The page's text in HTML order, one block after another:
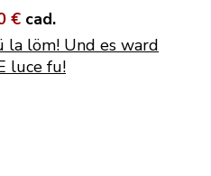
€ cad.
la löm! Und es ward
luce fu!